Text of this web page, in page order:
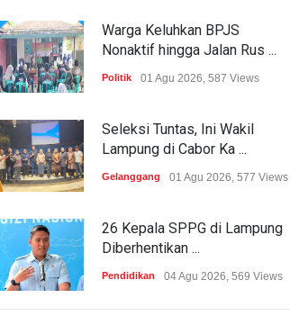
Warga Keluhkan BPJS
Nonaktif hingga Jalan Rus ...
Politik 01 Agu 2026, 587 Views
Seleksi Tuntas, Ini Wakil
Lampung di Cabor Ka ...
Gelanggang 01 Agu 2026, 577 Views
26 Kepala SPPG di Lampung
Diberhentikan ...
Pendidikan 04 Agu 2026, 569 Views